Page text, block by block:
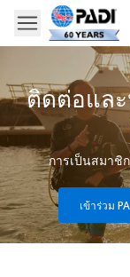
ติดต่อแล
การเป็นสมาชิ
เข้าร่วม